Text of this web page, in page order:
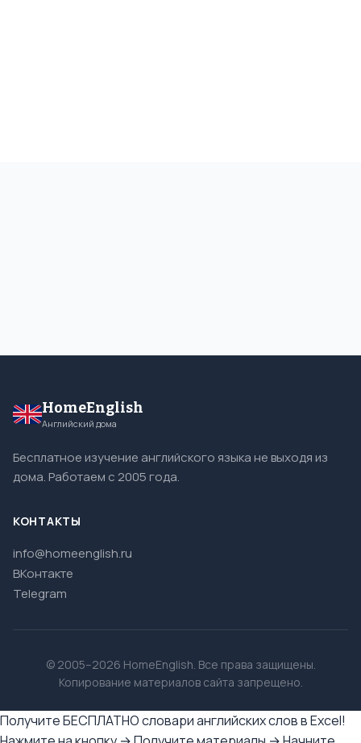
HomeEnglish
Английский дома
Бесплатное изучение английского языка не выходя из
дома. Работаем с 2005 года.
КОНТАКТЫ
info@homeenglish.ru
ВКонтакте
Telegram
© 2005–2026 HomeEnglish. Все права защищены.
Копирование материалов сайта запрещено.
Получите БЕСПЛАТНО словари английских слов в Excel!